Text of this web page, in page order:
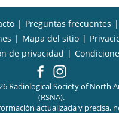
| Preguntas frecuentes |
| Mapa del sitio |
de privacidad |
Radiological Society of North
(RSNA).
actualizada y precisa,